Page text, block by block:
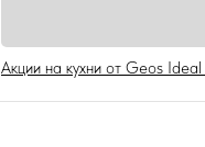
Акции на кухни от Geos Ideal